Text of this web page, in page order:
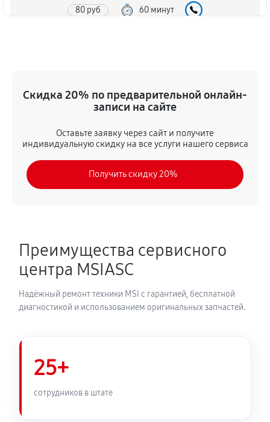
80 руб 60 минут
Скидка 20% по предварительной онлайн-
записи на сайте
Оставьте заявку через сайт и получите
индивидуальную скидку на все услуги нашего сервиса
Получить скидку 20%
Преимущества сервисного
центра MSIASC
Надёжный ремонт техники MSI с гарантией, бесплатной
диагностикой и использованием оригинальных запчастей.
25+
сотрудников в штате